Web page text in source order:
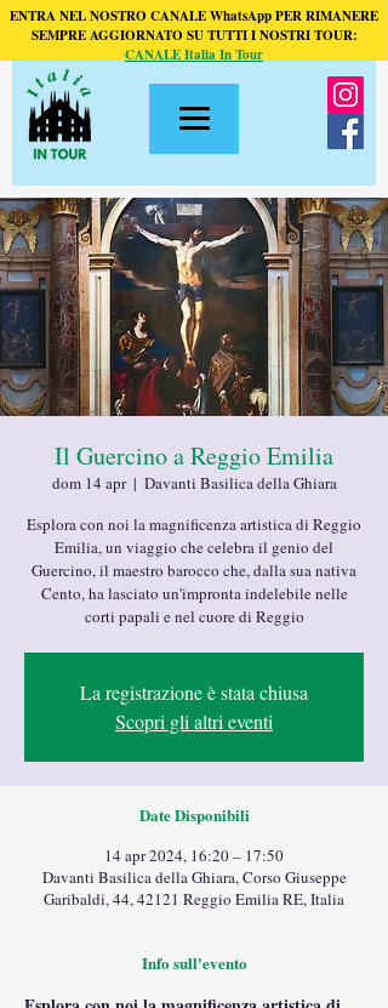
ENTRA NEL NOSTRO CANALE WhatsApp PER RIMANERE
SEMPRE AGGIORNATO SU TUTTI I NOSTRI TOUR:
CANALE Italia In Tour
Il Guercino a Reggio Emilia
dom 14 apr
  |
Davanti Basilica della Ghiara
Esplora con noi la magnificenza artistica di Reggio
Emilia, un viaggio che celebra il genio del
Guercino, il maestro barocco che, dalla sua nativa
Cento, ha lasciato un'impronta indelebile nelle
corti papali e nel cuore di Reggio
La registrazione è stata chiusa
Scopri gli altri eventi
Date Disponibili
14 apr 2024, 16:20 – 17:50
Davanti Basilica della Ghiara, Corso Giuseppe
Garibaldi, 44, 42121 Reggio Emilia RE, Italia
Info sull'evento